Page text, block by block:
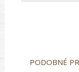
PODOBNÉ